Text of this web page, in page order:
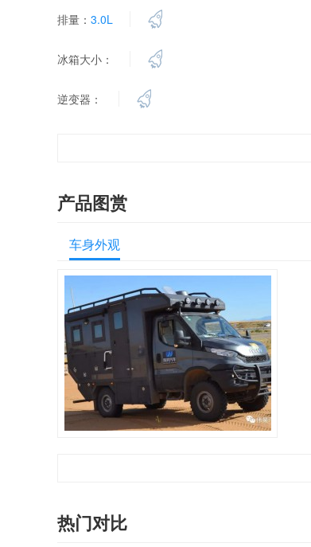
排量： 3.0L
冰箱大小：
逆变器：
产品图赏
车身外观
热门对比